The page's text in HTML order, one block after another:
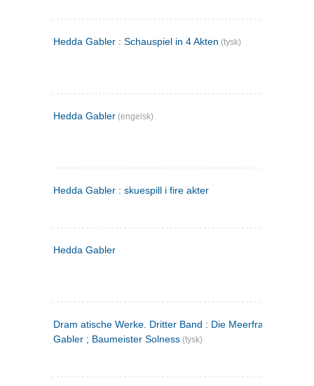
Hedda Gabler : Schauspiel in 4 Akten (tysk)
Hedda Gabler (engelsk)
Hedda Gabler : skuespill i fire akter
Hedda Gabler
Dram atische Werke. Dritter Band : Die Meerfrau ; Hedda
Gabler ; Baumeister Solness (tysk)